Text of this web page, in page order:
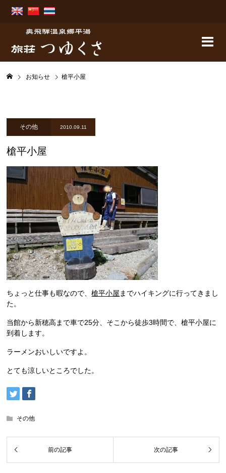
お知らせ 槍平小屋
その他 2010.09.11
槍平小屋
ちょっと仕事も暇なので、槍平小屋 までハイキングに行ってきまし
た。
当館から新穂高まで車で25分、そこから徒歩3時間で、槍平小屋に
到着します。
ラーメンおいしいですよ。
とても涼しいところでした。
その他